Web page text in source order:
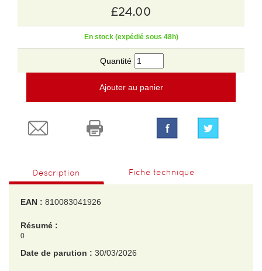
£24.00
En stock (expédié sous 48h)
Quantité
Ajouter au panier
Description Fiche technique
EAN : 810083041926
Résumé :
0
Date de parution : 30/03/2026